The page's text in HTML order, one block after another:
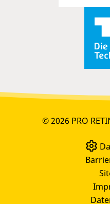
© 2026 PRO